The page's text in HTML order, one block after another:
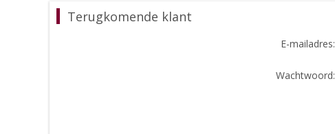
Terugkomende klant
E-mailadres:
Wachtwoord: